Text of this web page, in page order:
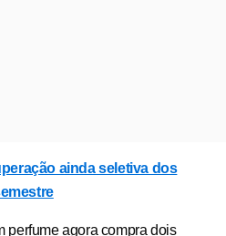
ainda seletiva dos
perfume agora compra dois